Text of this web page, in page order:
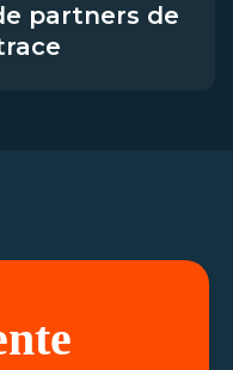
partners de